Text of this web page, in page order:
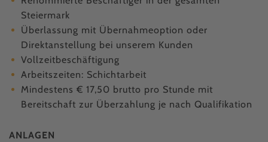
Steiermark
Überlassung mit Übernahmeoption oder
Direktanstellung bei unserem Kunden
Vollzeitbeschäftigung
Arbeitszeiten: Schichtarbeit
Mindestens € 17,50 brutto pro Stunde mit
Bereitschaft zur Überzahlung je nach Qualifikation
ANLAGEN